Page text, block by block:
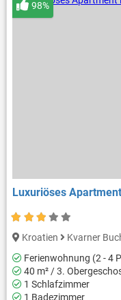
Luxuriöses
98%
Kroatien Kvarner
Ferienwohnung (2 - 4
40 m² / 3.
1 Schlafzimmer
1 Badezimmer